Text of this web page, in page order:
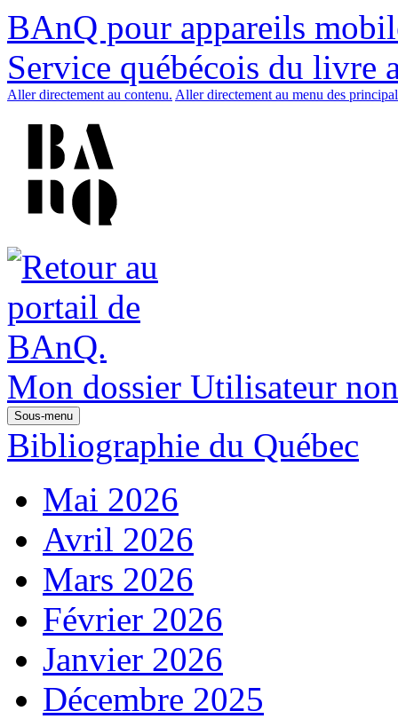
BAnQ pour appareils
Service québécois du livre
Aller directement au contenu. Aller directement au menu des
Mon dossier Utilisateur
Sous-menu
Bibliographie du Québec
Mai 2026
Avril 2026
Mars 2026
Février 2026
Janvier 2026
Décembre 2025